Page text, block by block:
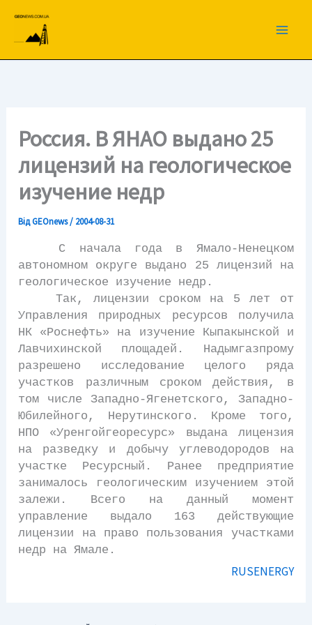
вмісту
Россия. В ЯНАО выдано 25
лицензий на геологическое
изучение недр
ВідGEOnews/ 2004-08-31
С начала года в Ямало-Ненецком
автономном округе выдано 25 лицензий на
геологическое изучение недр.
Так, лицензии сроком на 5 лет от
Управления природных ресурсов получила
НК «Роснефть» на изучение Кыпакынской и
Лавчихинской площадей. Надымгазпрому
разрешено исследование целого ряда
участков различным сроком действия, в
том числе Западно-Ягенетского, Западно-
Юбилейного, Нерутинского. Кроме того,
НПО «Уренгойгеоресурс» выдана лицензия
на разведку и добычу углеводородов на
участке Ресурсный. Ранее предприятие
занималось геологическим изучением этой
залежи. Всего на данный момент
управление выдало 163 действующие
лицензии на право пользования участками
недр на Ямале.
RUSENERGY